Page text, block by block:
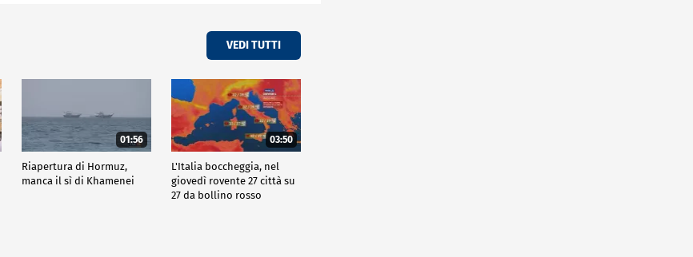
VEDI TUTTI
01:56
Riapertura di Hormuz,
manca il sì di Khamenei
03:50
L'Italia boccheggia, nel
giovedì rovente 27 città su
27 da bollino rosso